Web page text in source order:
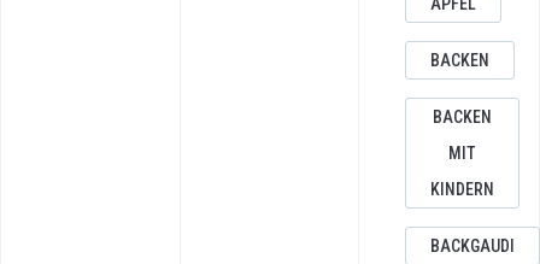
BACKEN
BACKEN
MIT
KINDERN
BACKGAUDI